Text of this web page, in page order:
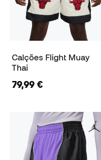
Calções Flight Muay
Thai
79,99 €